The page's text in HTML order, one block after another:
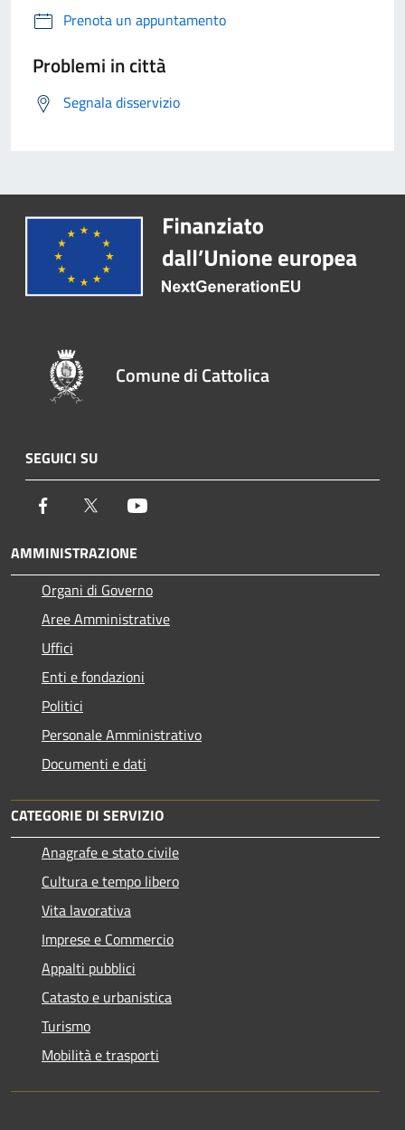
Prenota un appuntamento
Problemi in città
Segnala disservizio
Comune di Cattolica
SEGUICI SU
Facebook Twitter
AMMINISTRAZIONE
Organi di Governo
Aree Amministrative
Uffici
Enti e fondazioni
Politici
Personale Amministrativo
Documenti e dati
CATEGORIE DI SERVIZIO
Anagrafe e stato civile
Cultura e tempo libero
Vita lavorativa
Imprese e Commercio
Appalti pubblici
Catasto e urbanistica
Turismo
Mobilità e trasporti